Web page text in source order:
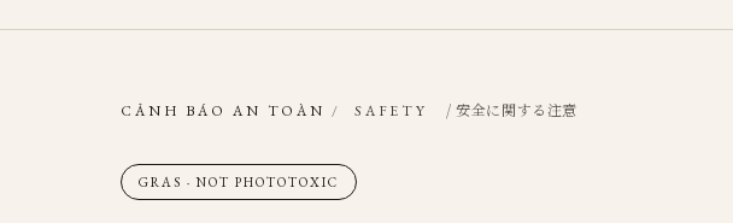
CẢNH BÁO AN TOÀN / SAFETY / 安全に関する注意
GRAS · NOT PHOTOTOXIC